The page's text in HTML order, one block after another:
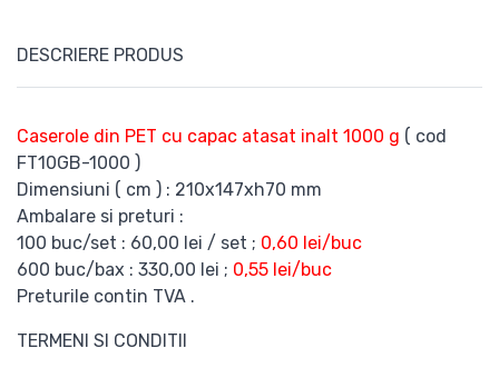
DESCRIERE PRODUS
Caserole din PET cu capac atasat inalt 1000 g ( cod
FT10GB-1000 )
Dimensiuni ( cm ) : 210x147xh70 mm
Ambalare si preturi :
100 buc/set : 60,00 lei / set ; 0,60 lei/buc
600 buc/bax : 330,00 lei ; 0,55 lei/buc
Preturile contin TVA .
TERMENI SI CONDITII